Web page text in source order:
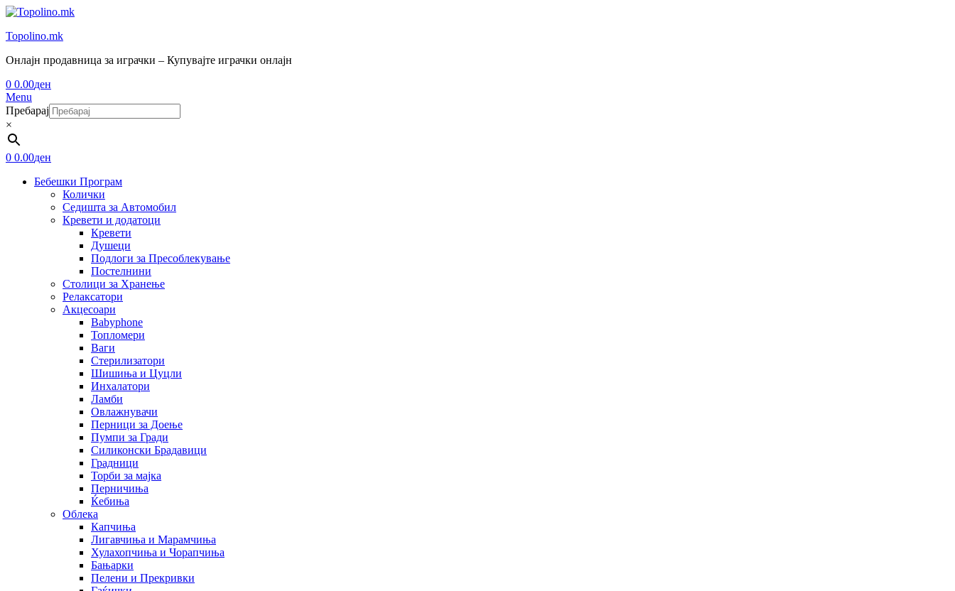
Topolino.mk
Онлајн продавница за играчки – Купувајте играчки онлајн
0 0.00ден
Menu
Пребарај
×
0 0.00ден
Бебешки Програм
Колички
Седишта за Автомобил
Кревети и додатоци
Кревети
Душеци
Подлоги за Пресоблекување
Постелнини
Столици за Хранење
Релаксатори
Акцесоари
Babyphone
Топломери
Ваги
Стерилизатори
Шишиња и Цуцли
Инхалатори
Ламби
Овлажнувачи
Перници за Доење
Пумпи за Гради
Силиконски Брадавици
Градници
Торби за мајка
Перничиња
Ќебиња
Облека
Капчиња
Лигавчиња и Марамчиња
Хулахопчиња и Чорапчиња
Бањарки
Пелени и Прекривки